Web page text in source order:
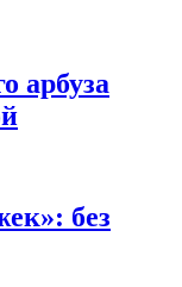
арбуза
без